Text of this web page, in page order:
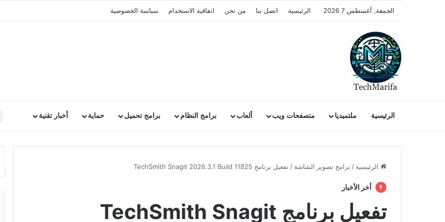
الجمعة, أغسطس 7 2026 الرئيسية اتصل بنا من نحن اتفاقية الاستخدام سياسة الخصوصية
الرئيسية ملتميديا متصفحات ويب ألعاب برامج النظام برامج تحميل حماية أخبار تقنية
الرئيسية / برامج تصوير الشاشة / تفعيل برنامج TechSmith Snagit 2026.3.1 Build 11825
أخر الأخبار
تفعيل برنامج TechSmith Snagit